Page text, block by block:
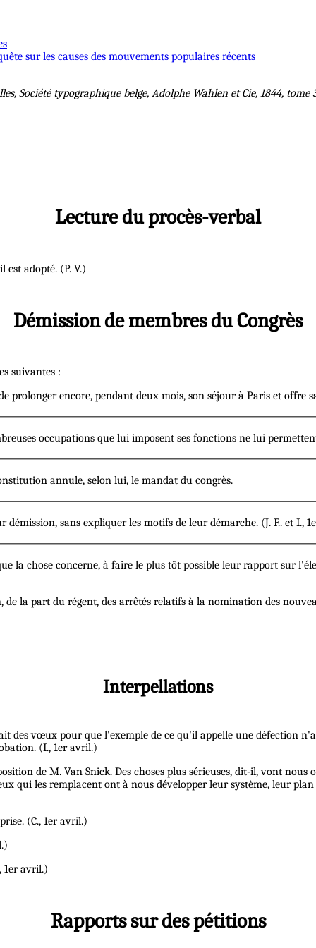
sur les causes des mouvements populaires récents
Société typographique belge, Adolphe Wahlen et Cie, 1844, tome
Lecture du procès-verbal
est adopté. (P. V.)
Démission de membres du Congrès
suivantes :
prolonger encore, pendant deux mois, son séjour à Paris et offre
occupations que lui imposent ses fonctions ne lui
annule, selon lui, le mandat du congrès.
sans expliquer les motifs de leur démarche. (J. F.. et I.,
la chose concerne, à faire le plus tôt possible leur rapport sur
de la part du régent, des arrêtés relatifs à la nomination des
Interpellations
des vœux pour que l'exemple de ce qu'il appelle une défection
(I., 1er avril.)
de M. Van Snick. Des choses plus sérieuses, dit-il, vont
qui les remplacent ont à nous développer leur système, leur
(C., 1er avril.)
1er avril.)
Rapports sur des pétitions